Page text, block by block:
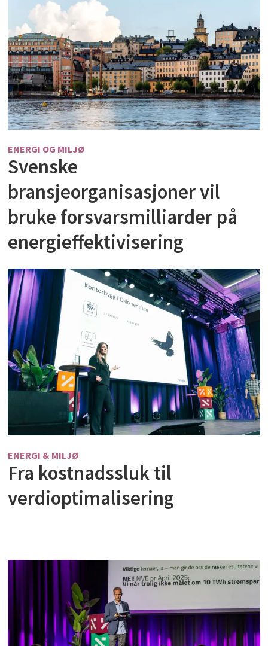
ENERGI OG MILJØ
Svenske
bransjeorganisasjoner vil
bruke forsvarsmilliarder på
energieffektivisering
ENERGI & MILJØ
Fra kostnadssluk til
verdioptimalisering